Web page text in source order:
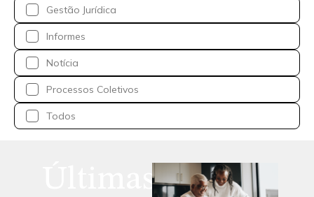
Gestão Jurídica
Informes
Notícia
Processos Coletivos
Todos
Últimas